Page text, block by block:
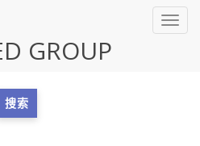
GROUP
搜索